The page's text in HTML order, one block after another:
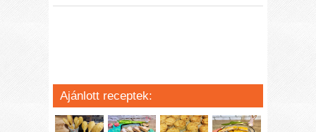
Ajánlott receptek: